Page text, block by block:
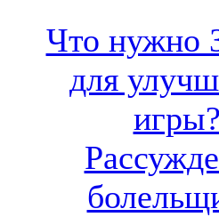
Что нужно
для
игры?